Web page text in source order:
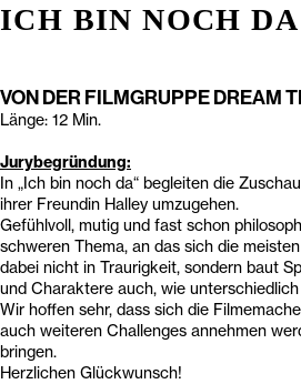
ICH BIN NOCH DA
VON DER FILMGRUPPE DREAM
Länge: 12 Min.
Jurybegründung:
In „Ich bin noch da“ begleiten die
ihrer Freundin Halley umzugehen.
Gefühlvoll, mutig und fast schon
schweren Thema, an das sich die
dabei nicht in Traurigkeit, sondern baut
und Charaktere auch, wie
Wir hoffen sehr, dass sich die
auch weiteren Challenges annehmen
bringen.
Herzlichen Glückwunsch!